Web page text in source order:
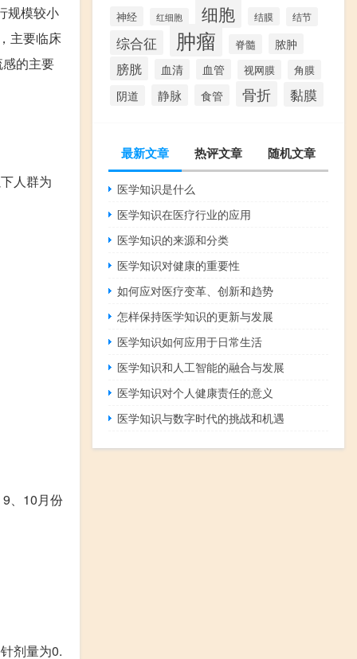
规模较小
主要临床
的主要
人群为
、10月份
剂量为0.
神经 红细胞 细胞 结膜 结节
综合征 肿瘤 脊髓 脓肿
膀胱 血清 血管 视网膜 角膜
阴道 静脉 食管 骨折 黏膜
最新文章 热评文章 随机文章
医学知识是什么
医学知识在医疗行业的应用
医学知识的来源和分类
医学知识对健康的重要性
如何应对医疗变革、创新和趋势
怎样保持医学知识的更新与发展
医学知识如何应用于日常生活
医学知识和人工智能的融合与发展
医学知识对个人健康责任的意义
医学知识与数字时代的挑战和机遇